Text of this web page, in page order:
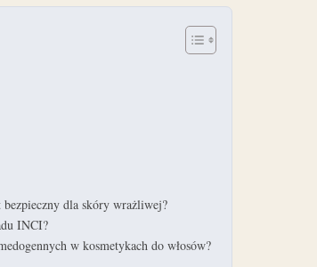
bezpieczny dla skóry wrażliwej?
INCI?
w kosmetykach do włosów?